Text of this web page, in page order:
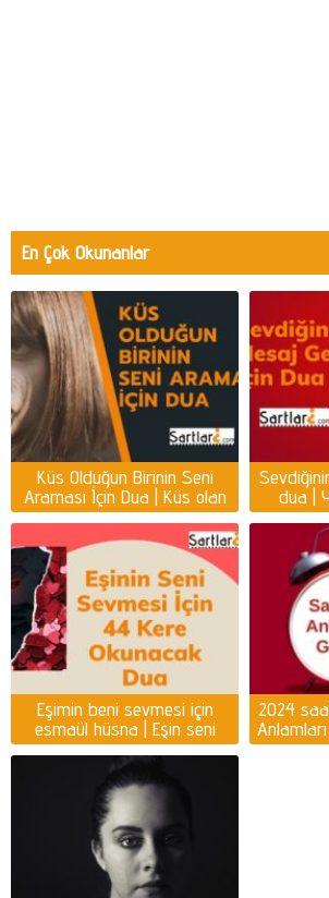
En Çok Okunanlar
Küs Olduğun Birinin Seni
Araması İçin Dua | Küs olan
kişiyi ayağına getirmek için
dua
dua |
Eşimin beni sevmesi için
esmaül hüsna | Eşin seni
sevmesi için dua
2024